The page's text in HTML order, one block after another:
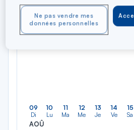
09
Di
AOÛ
10
Lu
11
Ma
12
Me
13
Je
14
Ve
15
Sa
Ne pas vendre mes
données personnelles